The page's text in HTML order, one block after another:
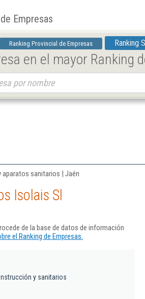
Empresas
Ranking Provincial de Empresas Ranking
en el mayor Ranking
aparatos sanitarios | Jaén
Isolais Sl
de la base de datos de información
el Ranking de Empresas.
y sanitarios